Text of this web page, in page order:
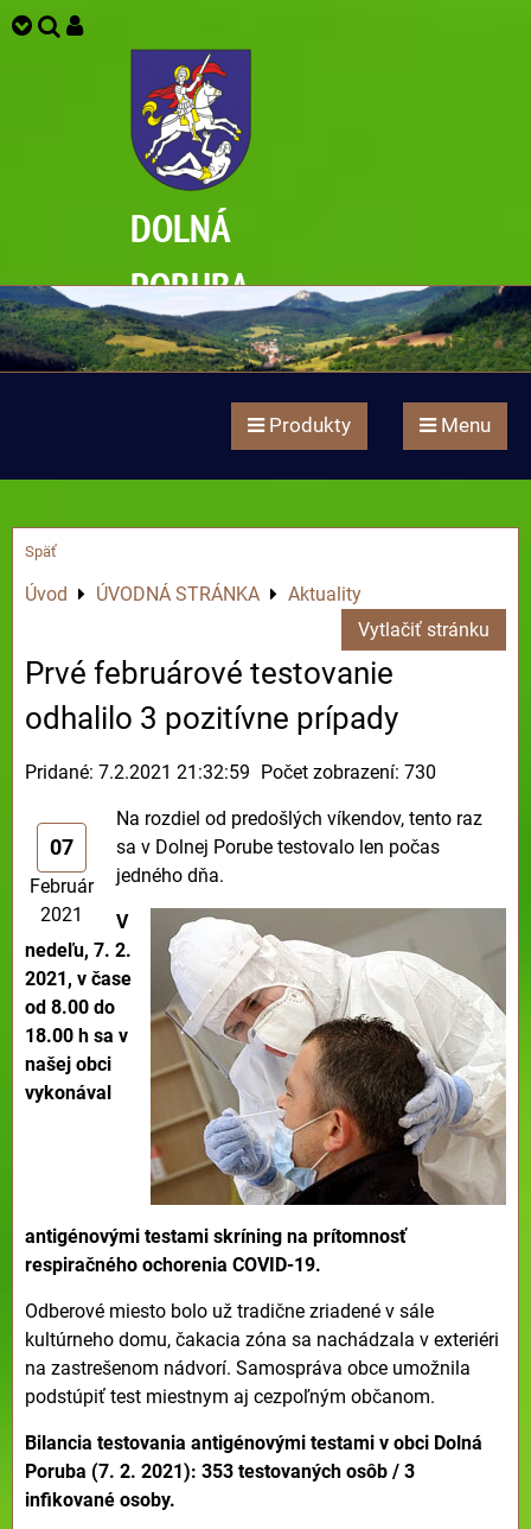
DOLNÁ
PORUBA
Produkty Menu
Späť
Úvod ÚVODNÁ STRÁNKA
Aktuality
Vytlačiť stránku
Prvé februárové testovanie
odhalilo 3 pozitívne prípady
Pridané: 7.2.2021 21:32:59 Počet zobrazení: 730
07
Február
2021
Na rozdiel od predošlých víkendov, tento raz
sa v Dolnej Porube testovalo len počas
jedného dňa.
V
nedeľu, 7. 2.
2021, v čase
od 8.00 do
18.00 h sa v
našej obci
vykonával
antigénovými testami skríning na prítomnosť
respiračného ochorenia COVID-19.
Odberové miesto bolo už tradične zriadené v sále
kultúrneho domu, čakacia zóna sa nachádzala v exteriéri
na zastrešenom nádvorí. Samospráva obce umožnila
podstúpiť test miestnym aj cezpoľným občanom.
Bilancia testovania antigénovými testami v obci Dolná
Poruba (7. 2. 2021): 353 testovaných osôb / 3
infikované osoby.